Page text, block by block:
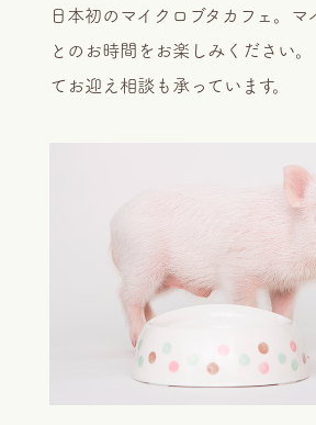
日本初のマイクロブタカフェ。マ
とのお時間をお楽しみください
てお迎え相談も承っています。